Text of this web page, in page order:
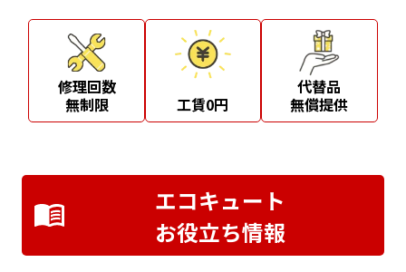
修理回数
無制限
工賃0円
代替品
無償提供
エコキュート
お役立ち情報